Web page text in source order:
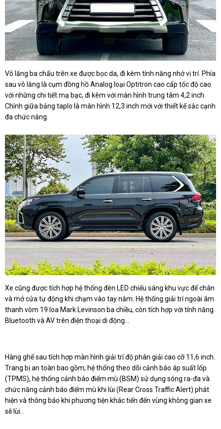
Vô lăng ba chấu trên xe được bọc da, đi kèm tính năng nhớ vị trí. Phía
sau vô lăng là cụm đồng hồ Analog loại Optitron cao cấp tốc độ cao
với những chi tiết mạ bạc, đi kèm với màn hình trung tâm 4,2 inch.
Chính giữa bảng taplo là màn hình 12,3 inch mới với thiết kế sắc cạnh
đa chức năng.
Xe cũng được tích hợp hệ thống đèn LED chiếu sáng khu vực để chân
và mở cửa tự động khi chạm vào tay nắm. Hệ thống giải trí ngoài âm
thanh vòm 19 loa Mark Levinson ba chiều, còn tích hợp với tính năng
Bluetooth và AV trên điện thoại di động...
Hàng ghế sau tích hợp màn hình giải trí độ phân giải cao cỡ 11,6 inch.
Trang bị an toàn bao gồm; hệ thống theo dõi cảnh báo áp suất lốp
(TPMS), hệ thống cảnh báo điểm mù (BSM) sử dụng sóng ra-đa và
chức năng cảnh báo điểm mù khi lùi (Rear Cross Traffic Alert) phát
hiện và thông báo khi phương tiện khác tiến đến vùng không gian xe
sẽ lùi...